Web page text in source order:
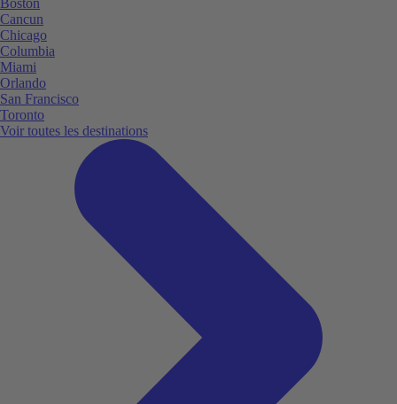
Cancun
Chicago
Columbia
Miami
Orlando
San Francisco
Toronto
Voir toutes les destinations